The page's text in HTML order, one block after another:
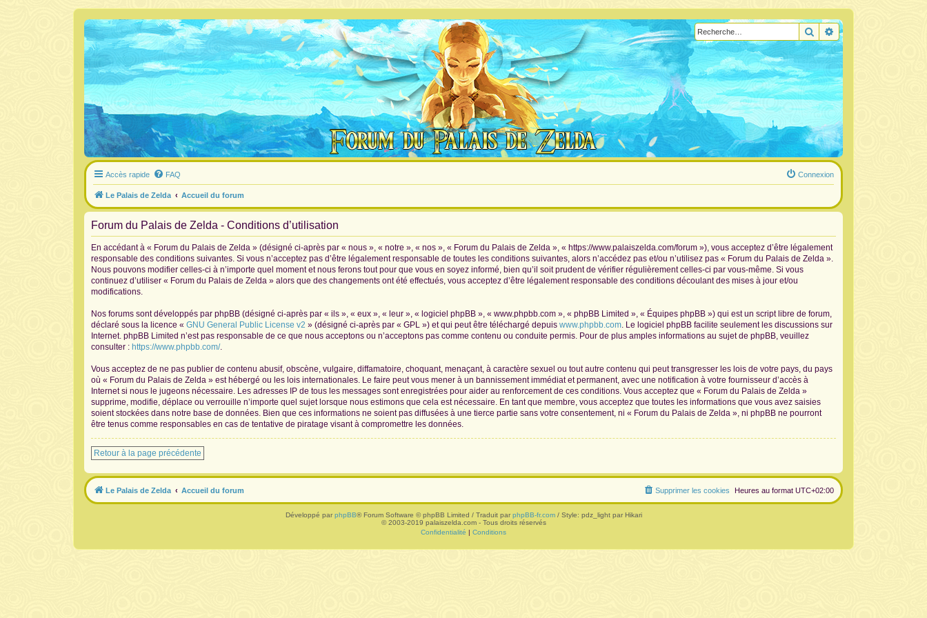
RechercherRecherche avancée
Accès rapide FAQ Connexion
Le Palais de Zelda Accueil du forum
Forum du Palais de Zelda - Conditions d’utilisation
En accédant à « Forum du Palais de Zelda » (désigné ci-après par « nous », « notre », « nos », « Forum du Palais de Zelda », « https://www.palaiszelda.com/forum »), vous acceptez d’être légalement
responsable des conditions suivantes. Si vous n’acceptez pas d’être légalement responsable de toutes les conditions suivantes, alors n’accédez pas et/ou n’utilisez pas « Forum du Palais de Zelda ».
Nous pouvons modifier celles-ci à n’importe quel moment et nous ferons tout pour que vous en soyez informé, bien qu’il soit prudent de vérifier régulièrement celles-ci par vous-même. Si vous
continuez d’utiliser « Forum du Palais de Zelda » alors que des changements ont été effectués, vous acceptez d’être légalement responsable des conditions découlant des mises à jour et/ou
modifications.
Nos forums sont développés par phpBB (désigné ci-après par « ils », « eux », « leur », « logiciel phpBB », « www.phpbb.com », « phpBB Limited », « Équipes phpBB ») qui est un script libre de forum,
déclaré sous la licence « GNU General Public License v2 » (désigné ci-après par « GPL ») et qui peut être téléchargé depuis www.phpbb.com. Le logiciel phpBB facilite seulement les discussions sur
Internet. phpBB Limited n’est pas responsable de ce que nous acceptons ou n’acceptons pas comme contenu ou conduite permis. Pour de plus amples informations au sujet de phpBB, veuillez
consulter : https://www.phpbb.com/.
Vous acceptez de ne pas publier de contenu abusif, obscène, vulgaire, diffamatoire, choquant, menaçant, à caractère sexuel ou tout autre contenu qui peut transgresser les lois de votre pays, du pays
où « Forum du Palais de Zelda » est hébergé ou les lois internationales. Le faire peut vous mener à un bannissement immédiat et permanent, avec une notification à votre fournisseur d’accès à
Internet si nous le jugeons nécessaire. Les adresses IP de tous les messages sont enregistrées pour aider au renforcement de ces conditions. Vous acceptez que « Forum du Palais de Zelda »
supprime, modifie, déplace ou verrouille n’importe quel sujet lorsque nous estimons que cela est nécessaire. En tant que membre, vous acceptez que toutes les informations que vous avez saisies
soient stockées dans notre base de données. Bien que ces informations ne soient pas diffusées à une tierce partie sans votre consentement, ni « Forum du Palais de Zelda », ni phpBB ne pourront
être tenus comme responsables en cas de tentative de piratage visant à compromettre les données.
Retour à la page précédente
Le Palais de Zelda Accueil du forum Heures au format UTC+02:00
Supprimer les cookies
Développé par phpBB® Forum Software © phpBB Limited / Traduit par phpBB-fr.com/ Style: pdz_light par Hikari
© 2003-2019 palaiszelda.com - Tous droits réservés
Confidentialité | Conditions